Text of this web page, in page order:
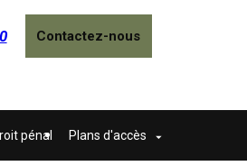
Contactez-nous
pénal Plans d'accès